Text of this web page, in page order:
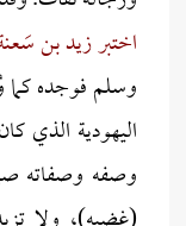
اختبر زيد بن
وسلم فوجده كما
اليهودية الذي
وصفه وصفاته